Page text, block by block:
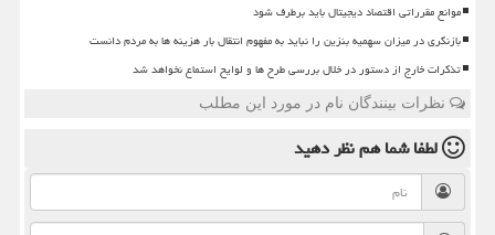
موانع مقرراتی اقتصاد دیجیتال باید برطرف شود
بازنگری در میزان سهمیه بنزین را نباید به مفهوم انتقال بار هزینه ها به مردم دانست
تذکرات خارج از دستور در خلال بررسی طرح ها و لوایح استماع نخواهد شد
نظرات بینندگان نام در مورد این مطلب
لطفا شما همنظر دهید